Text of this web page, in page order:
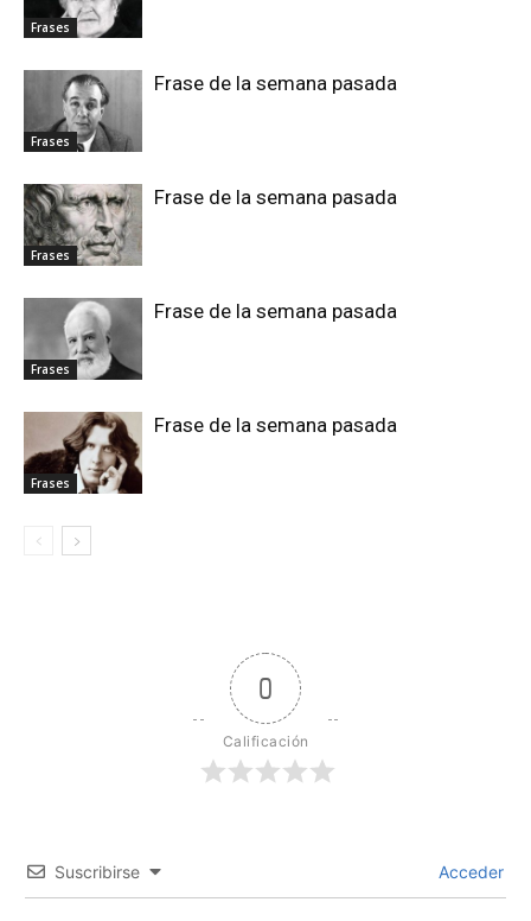
Frases
Frases
Frase de la semana pasada
Frases
Frase de la semana pasada
Frases
Frase de la semana pasada
Frases
Frase de la semana pasada
0
Calificación
Suscribirse Acceder